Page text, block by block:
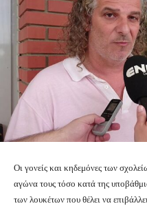
Οι γονείς και κηδεμόνες των
αγώνα τους τόσο κατά της
των λουκέτων που θέλει να